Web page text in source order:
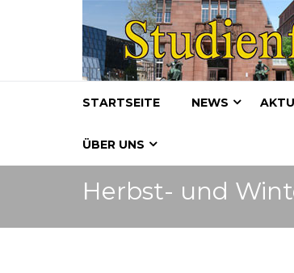
STARTSEITE NEWS
ÜBER UNS
Herbst- und